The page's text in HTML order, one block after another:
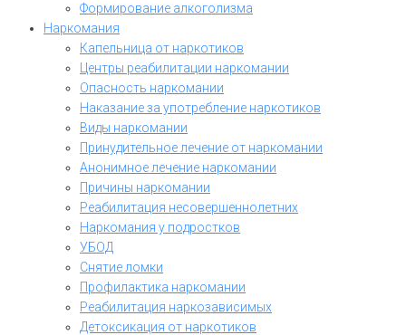
Формирование алкоголизма
Наркомания
Капельница от наркотиков
Центры реабилитации наркомании
Опасность наркомании
Наказание за употребление наркотиков
Виды наркомании
Принудительное лечение от наркомании
Анонимное лечение наркомании
Причины наркомании
Реабилитация несовершеннолетних
Наркомания у подростков
УБОД
Снятие ломки
Профилактика наркомании
Реабилитация наркозависимых
Детоксикация от наркотиков